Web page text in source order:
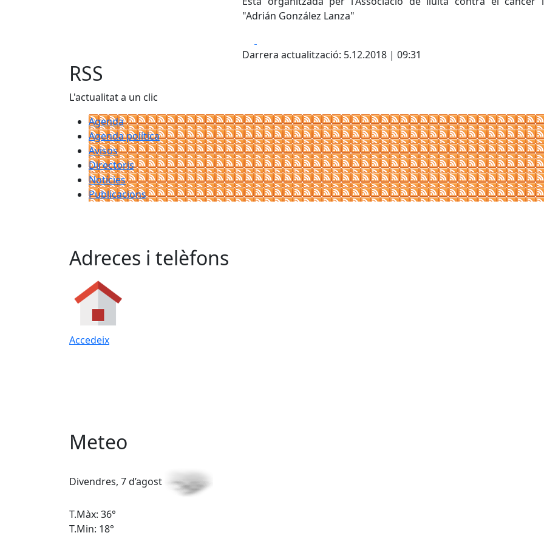
"Adrián González Lanza"
Darrera actualització: 5.12.2018 | 09:31
RSS
L'actualitat a un clic
Agenda
Agenda política
Avisos
Directoris
Notícies
Publicacions
Adreces i telèfons
Accedeix
Meteo
Divendres, 7 d’agost
T.Màx: 36°
T.Min: 18°